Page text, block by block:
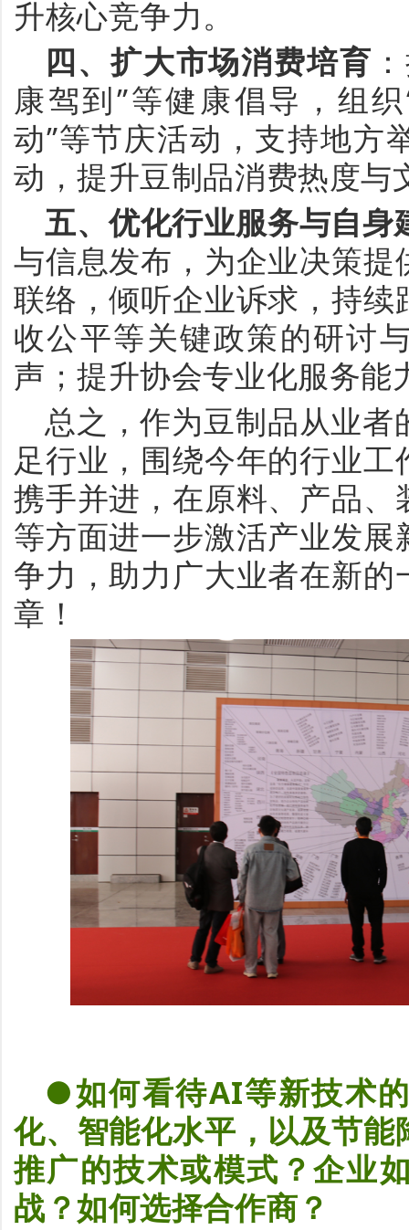
升核心竞争力。
四、扩大市场消费培育 ：
康驾到”等健康倡导，组
动”等节庆活动，支持地方
动，提升豆制品消费热度与
五、优化行业服务与自身
与信息发布，为企业决策
联络，倾听企业诉求 ， 持续
收公平等关键政策的研讨
声；提升协会专业化服务能
总之，作为豆制品从业
足行业，围绕今年的行业
携手并进，在原料、产品
等方面进一步激活产业发
争力，助力广大业者在新
章！
●如何看待AI等新技术
化、智能化水平，以及节
推广的技术或模式？企业
战？如何选择合作商？